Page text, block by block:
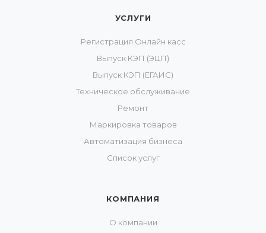
УСЛУГИ
Регистрация Онлайн касс
Выпуск КЭП (ЭЦП)
Выпуск КЭП (ЕГАИС)
Техническое обслуживание
Ремонт
Маркировка товаров
Автоматизация бизнеса
Список услуг
КОМПАНИЯ
О компании